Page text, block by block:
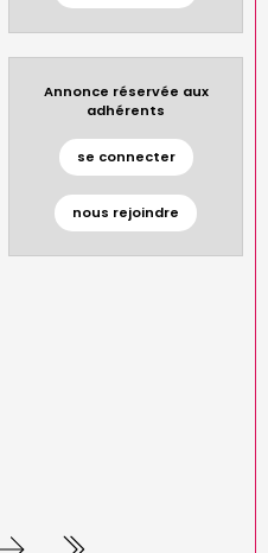
Annonce réservée aux
adhérents
se connecter
nous rejoindre